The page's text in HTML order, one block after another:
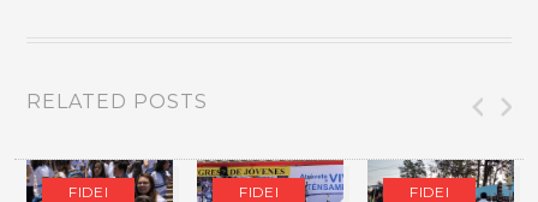
RELATED POSTS
FIDEI FIDEI FIDEI